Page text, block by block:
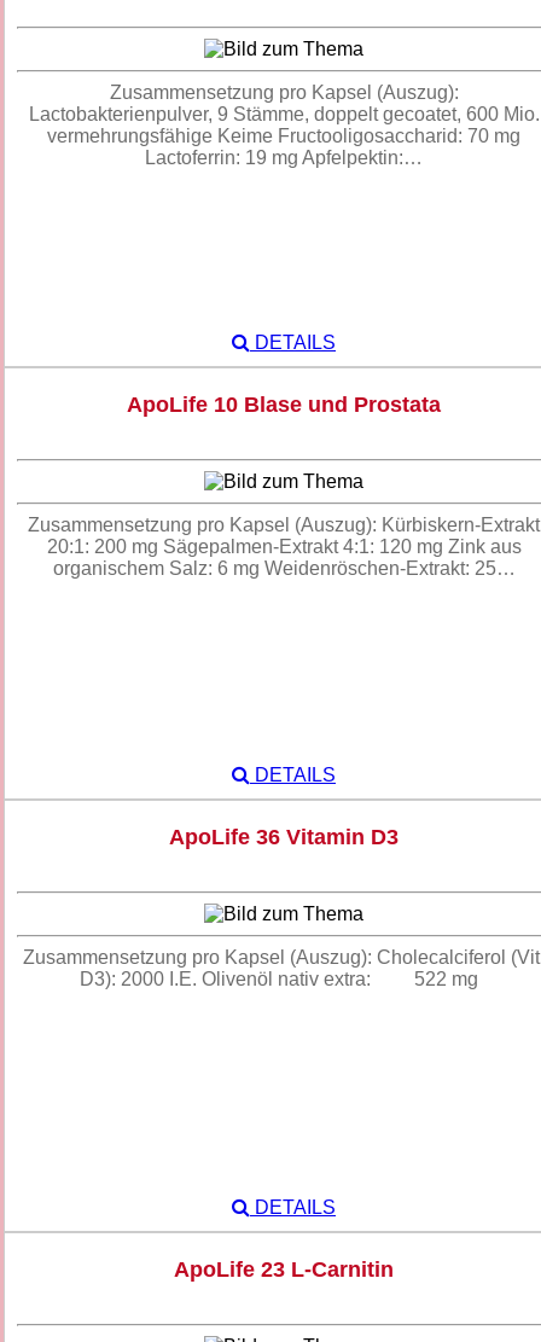
Zusammensetzung pro Kapsel (Auszug):
Lactobakterienpulver, 9 Stämme, doppelt gecoatet, 600 Mio.
vermehrungsfähige Keime Fructooligosaccharid: 70 mg
Lactoferrin: 19 mg Apfelpektin:…
DETAILS
ApoLife 10 Blase und Prostata
Zusammensetzung pro Kapsel (Auszug): Kürbiskern-Extrakt
20:1: 200 mg Sägepalmen-Extrakt 4:1: 120 mg Zink aus
organischem Salz: 6 mg Weidenröschen-Extrakt: 25…
DETAILS
ApoLife 36 Vitamin D3
Zusammensetzung pro Kapsel (Auszug): Cholecalciferol
D3): 2000 I.E. Olivenöl nativ extra: 522 mg
DETAILS
ApoLife 23 L-Carnitin